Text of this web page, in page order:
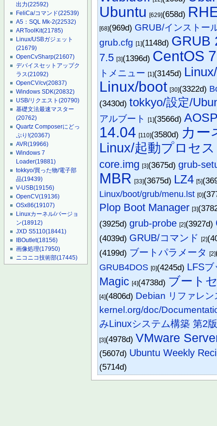
出力(22592)
FeliCa/コマンド(22539)
A5：SQL Mk-2(22532)
ARToolKit(21785)
Linux/USBガジェット
(21679)
OpenCvSharp(21607)
デバイスセットアップク
ラス(21092)
OpenCV/cv(20837)
Windows SDK(20832)
USB/リクエスト(20790)
基礎文法最速マスター
(20762)
Quartz Composerにどっ
ぷり!(20367)
AVR(19966)
Windows 7
Loader(19881)
tokkyo/買った物/電子部
品(19439)
V-USB(19156)
OpenCV(19136)
OSx86(19107)
Linuxカーネル/バージョ
ン(18912)
JXD S5110(18441)
IBOutlet(18156)
画像処理(17950)
ニコニコ技術部(17445)
Ubuntu [629](658d)
[68](969d) GRUB/インストー
grub.cfg [1](1148d) GRUB
7.5 [3](1396d) CentOS 7
トメニュー [1](3145d)
Linux/boot [30](3322d)
(3430d)tokkyo/設定/
アルブート [1](3566d)
14.04 [110](3580d) カー
Linux/起動プロセス
core.img [3](3675d)grub-
MBR [33](3675d) LZ4 [5]
Linux/boot/grub/menu.lst [0]
Plop Boot Manager [3]
(3925d)grub-probe [2](3927d)
(4039d) GRUB/コマンド [2]
(4199d) ブートパラメータ [2]
GRUB4DOS [0](4245d) LFS
Magic [4](4738d) ブート
[4](4806d) Debian リファレン
kernel.org/doc/
みLinuxシステム構築 第2
[3](4978d) VMware
(5607d) Ubuntu Weekly
(5714d)